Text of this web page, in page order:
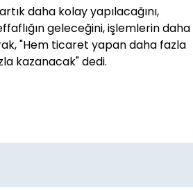
daha kolay yapılacağını,
geleceğini, işlemlerin daha
"Hem ticaret yapan daha fazla
kazanacak" dedi.